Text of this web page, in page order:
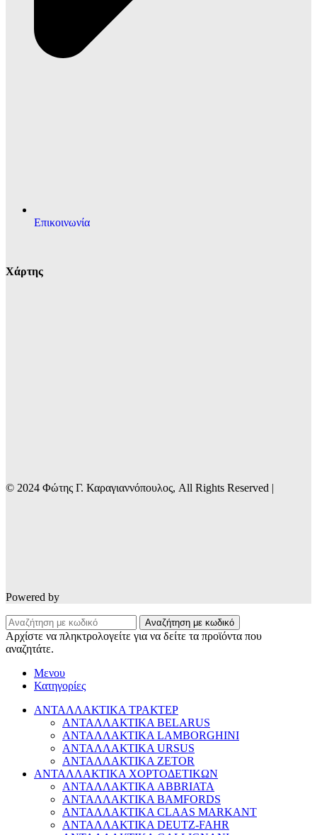
Επικοινωνία
Χάρτης
© 2024 Φώτης Γ. Καραγιαννόπουλος, All Rights Reserved |
Powered by
Αναζήτηση με κωδικό
Αρχίστε να πληκτρολογείτε για να δείτε τα προϊόντα που
αναζητάτε.
Μενου
Κατηγορίες
ΑΝΤΑΛΛΑΚΤΙΚΑ ΤΡΑΚΤΕΡ
ΑΝΤΑΛΛΑΚΤΙΚΑ BELARUS
ΑΝΤΑΛΛΑΚΤΙΚΑ LAMBORGHINI
ΑΝΤΑΛΛΑΚΤΙΚΑ URSUS
ΑΝΤΑΛΛΑΚΤΙΚΑ ZETOR
ΑΝΤΑΛΛΑΚΤΙΚΑ ΧΟΡΤΟΔΕΤΙΚΩΝ
ΑΝΤΑΛΛΑΚΤΙΚΑ ABBRIATA
ΑΝΤΑΛΛΑΚΤΙΚΑ BAMFORDS
ΑΝΤΑΛΛΑΚΤΙΚΑ CLAAS MARKANT
ΑΝΤΑΛΛΑΚΤΙΚΑ DEUTZ-FAHR